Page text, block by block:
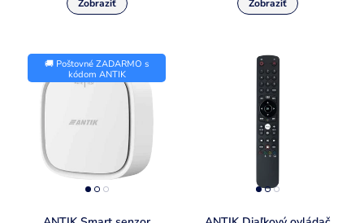
🚚 Poštovné ZADARMO s
kódom ANTIK